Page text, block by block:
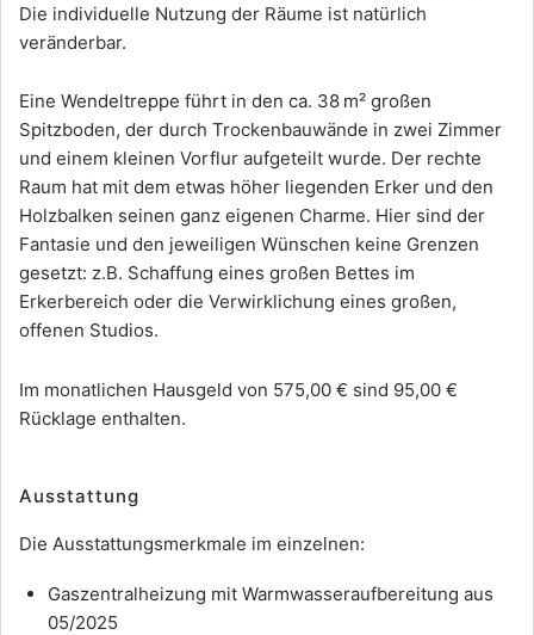
Die individuelle Nutzung der Räume ist natürlich
veränderbar.
Eine Wendeltreppe führt in den ca. 38 m² großen
Spitzboden, der durch Trockenbauwände in zwei Zimmer
und einem kleinen Vorflur aufgeteilt wurde. Der rechte
Raum hat mit dem etwas höher liegenden Erker und den
Holzbalken seinen ganz eigenen Charme. Hier sind der
Fantasie und den jeweiligen Wünschen keine Grenzen
gesetzt: z.B. Schaffung eines großen Bettes im
Erkerbereich oder die Verwirklichung eines großen,
offenen Studios.
Im monatlichen Hausgeld von 575,00 € sind 95,00 €
Rücklage enthalten.
Ausstattung
Die Ausstattungsmerkmale im einzelnen:
Gaszentralheizung mit Warmwasseraufbereitung aus
05/2025